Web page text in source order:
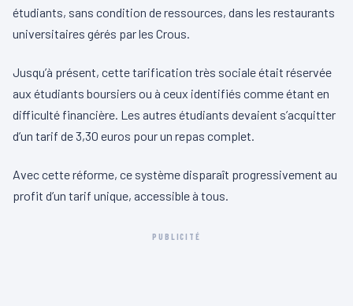
étudiants, sans condition de ressources, dans les restaurants
universitaires gérés par les Crous.
Jusqu’à présent, cette tarification très sociale était réservée
aux étudiants boursiers ou à ceux identifiés comme étant en
difficulté financière. Les autres étudiants devaient s’acquitter
d’un tarif de 3,30 euros pour un repas complet.
Avec cette réforme, ce système disparaît progressivement au
profit d’un tarif unique, accessible à tous.
PUBLICITÉ